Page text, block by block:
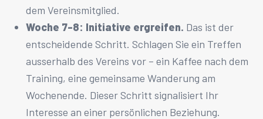
dem Vereinsmitglied.
Woche 7-8: Initiative ergreifen. Das ist der
entscheidende Schritt. Schlagen Sie ein Treffen
ausserhalb des Vereins vor – ein Kaffee nach dem
Training, eine gemeinsame Wanderung am
Wochenende. Dieser Schritt signalisiert Ihr
Interesse an einer persönlichen Beziehung.